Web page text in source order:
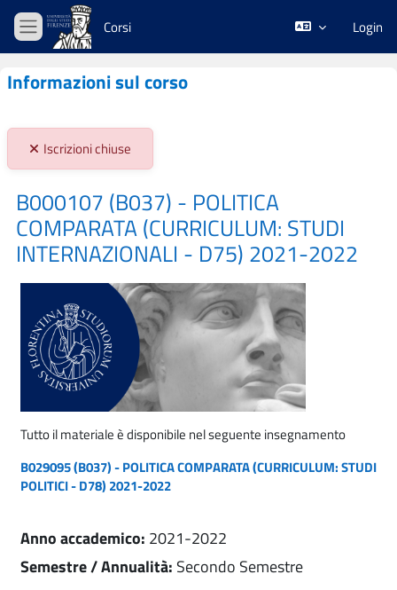
Vai al contenuto principale
Pannello laterale
Corsi Login
Informazioni sul corso
Stato iscrizioni:
Iscrizioni chiuse
B000107 (B037) - POLITICA
COMPARATA (CURRICULUM: STUDI
INTERNAZIONALI - D75) 2021-2022
Tutto il materiale è disponibile nel seguente insegnamento
B029095 (B037) - POLITICA COMPARATA (CURRICULUM: STUDI
POLITICI - D78) 2021-2022
Anno accademico: 2021-2022
Semestre / Annualità: Secondo Semestre